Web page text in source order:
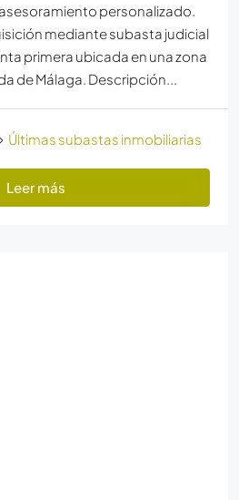
personalizado.
mediante subasta judicial
primera ubicada en una zona
de Málaga. Descripción...
Últimas subastas inmobiliarias
Leer más